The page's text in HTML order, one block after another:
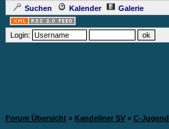
Suchen Kalender
Galerie
Login:
Forum Übersicht » Kandeliner SV » C-Jugend